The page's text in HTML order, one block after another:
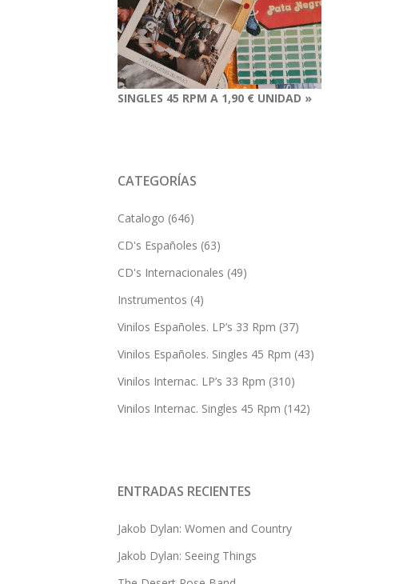
SINGLES 45 RPM A 1,90 € UNIDAD »
CATEGORÍAS
Catalogo (646)
CD's Españoles (63)
CD's Internacionales (49)
Instrumentos (4)
Vinilos Españoles. LP’s 33 Rpm (37)
Vinilos Españoles. Singles 45 Rpm (43)
Vinilos Internac. LP’s 33 Rpm (310)
Vinilos Internac. Singles 45 Rpm (142)
ENTRADAS RECIENTES
Jakob Dylan: Women and Country
Jakob Dylan: Seeing Things